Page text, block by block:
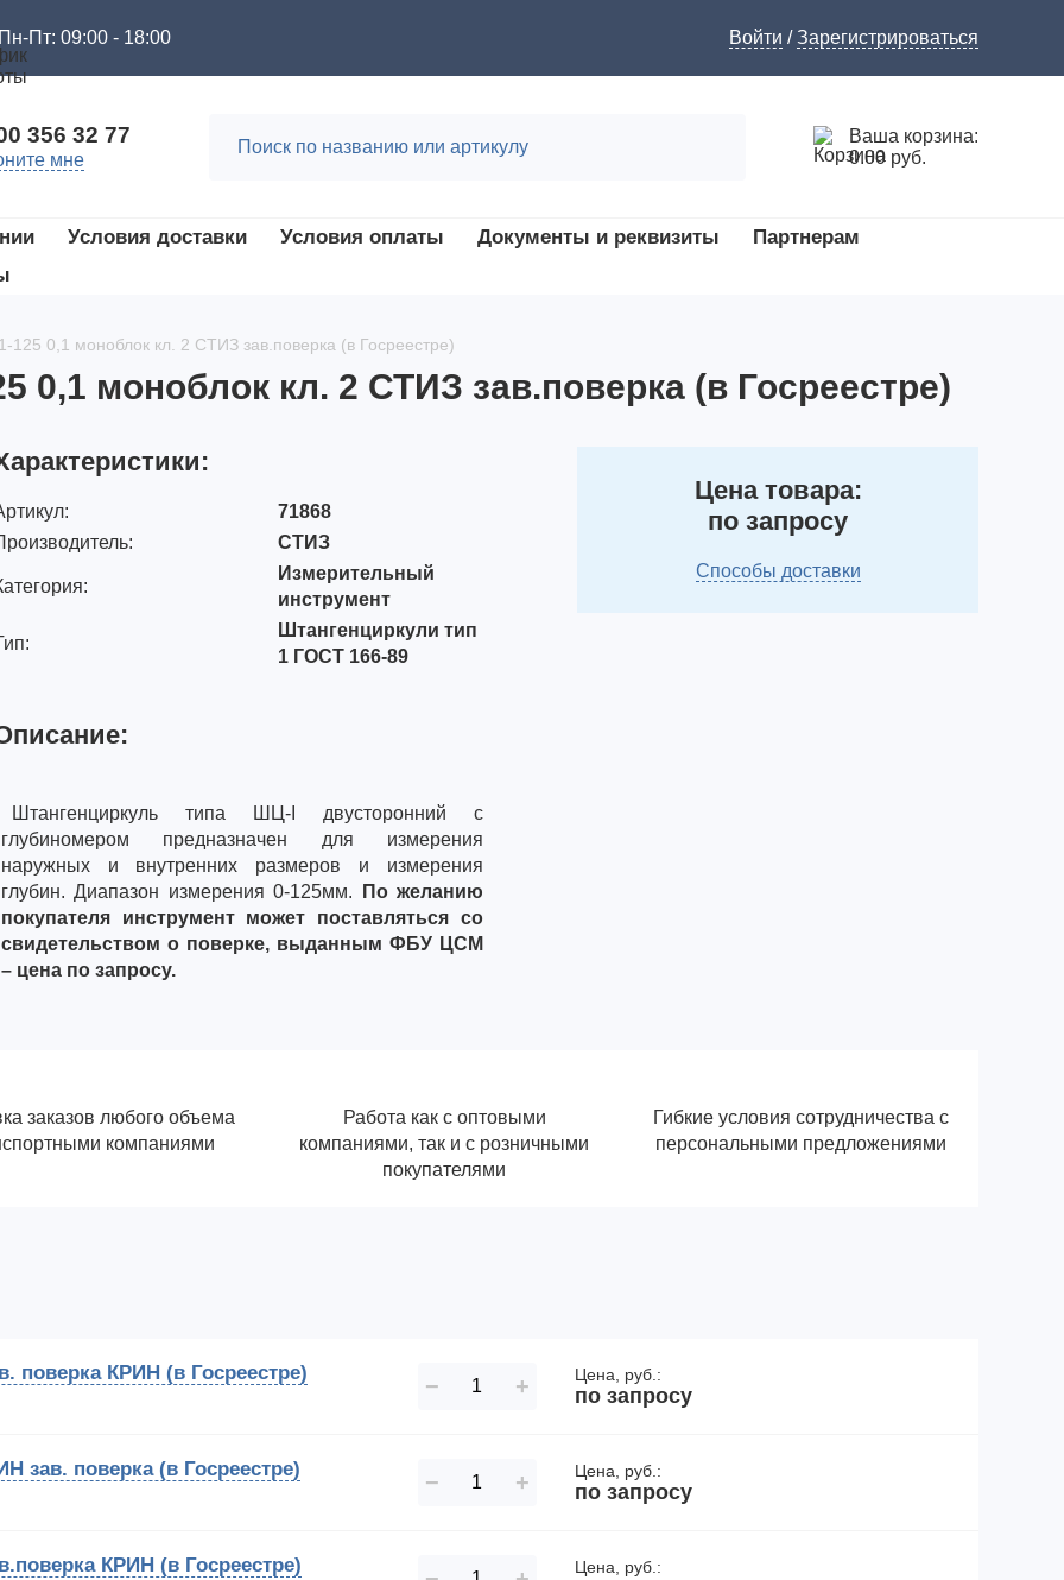
Пт: 09:00 - 18:00 Войти /Зарегистрироваться
356 32 77
мне
Ваша корзина:
0.00 руб.
Условия доставки Условия оплаты Документы и реквизиты
Партнерам
0,1 моноблок кл. 2 СТИЗ зав.поверка (в Госреестре)
0,1 моноблок кл. 2 СТИЗ зав.поверка (в Госреестре)
71868
СТИЗ
Измерительный
инструмент
Штангенциркули тип
1 ГОСТ 166-89
Штангенциркуль типа ШЦ-I двусторонний с
глубиномером предназначен для измерения
наружных и внутренних размеров и измерения
глубин. Диапазон измерения 0-125мм.
По желанию
покупателя инструмент может поставляться со
свидетельством о поверке, выданным ФБУ ЦСМ
– цена по запросу.
Цена товара:
по запросу
Способы доставки
заказов любого объема
компаниями
Работа как с оптовыми
компаниями, так и с розничными
покупателями
Гибкие условия сотрудничества с
персональными предложениями
поверка КРИН (в Госреестре)
− + Цена, руб.:
по запросу
зав. поверка (в Госреестре)
− + Цена, руб.:
по запросу
КРИН (в Госреестре) Цена, руб.: